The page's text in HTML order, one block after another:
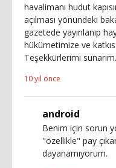
havalimanı hudut
açılması yönündeki
gazetede yayınlanıp
hükümetimize ve
Teşekkürlerimi
10 yıl önce
android
Benim için sorun
"özellikle" pay
dayanamıyorum.